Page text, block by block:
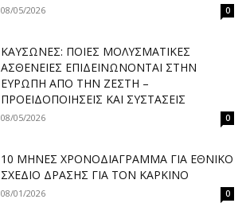
08/05/2026 0
ΚΑΎΣΩΝΕΣ: ΠΟΙΕΣ ΜΟΛΥΣΜΑΤΙΚΈΣ
ΑΣΘΈΝΕΙΕΣ ΕΠΙΔΕΙΝΏΝΟΝΤΑΙ ΣΤΗΝ
ΕΥΡΏΠΗ ΑΠΌ ΤΗΝ ΖΈΣΤΗ –
ΠΡΟΕΙΔΟΠΟΙΉΣΕΙΣ ΚΑΙ ΣΥΣΤΆΣΕΙΣ
08/05/2026 0
10 ΜΉΝΕΣ ΧΡΟΝΟΔΙΆΓΡΑΜΜΑ ΓΙΑ ΕΘΝΙΚΌ
ΣΧΈΔΙΟ ΔΡΆΣΗΣ ΓΙΑ ΤΟΝ ΚΑΡΚΊΝΟ
08/01/2026 0